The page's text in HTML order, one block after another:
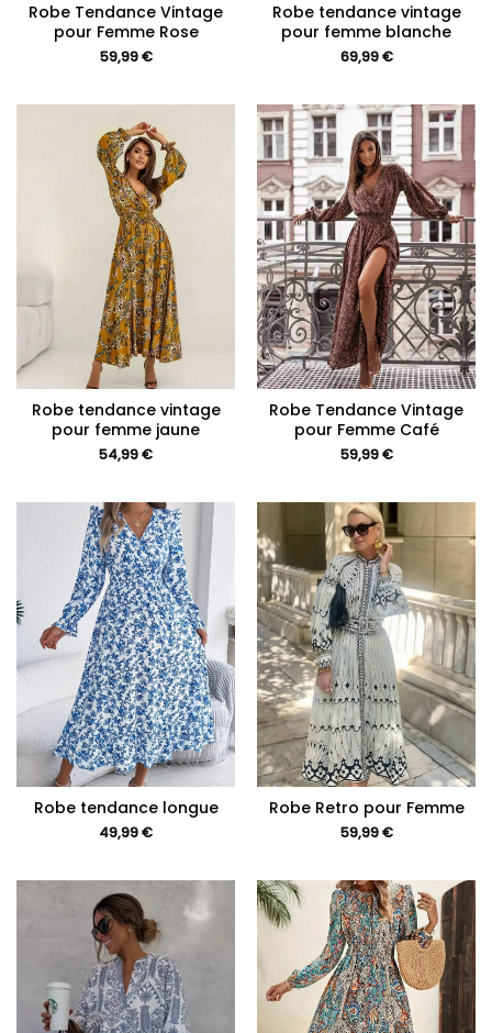
Robe Tendance Vintage
pour Femme Rose
59,99€
Robe tendance vintage
pour femme blanche
69,99€
Robe tendance vintage
pour femme jaune
54,99€
Robe Tendance Vintage
pour Femme Café
59,99€
Robe tendance longue
49,99€
Robe Retro pour Femme
59,99€